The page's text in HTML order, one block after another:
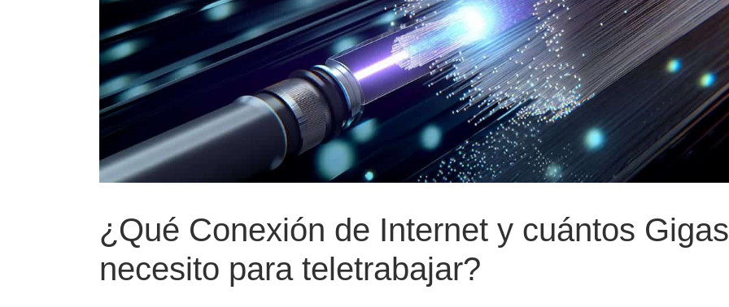
¿Qué Conexión de Internet y cuántos Gigas
necesito para teletrabajar?